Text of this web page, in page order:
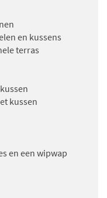
en kussens
terras
kussen
en een wipwap